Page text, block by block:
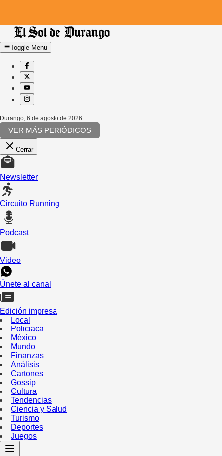
Toggle Menu
Durango 6 de agosto de 2026
VER MÁS PERIÓDICOS
Cerrar
Newsletter
Circuito Running
Podcast
Video
Únete al canal
Edición impresa
Local
Policiaca
México
Mundo
Finanzas
Análisis
Cartones
Gossip
Cultura
Tendencias
Ciencia y Salud
Turismo
Deportes
Juegos